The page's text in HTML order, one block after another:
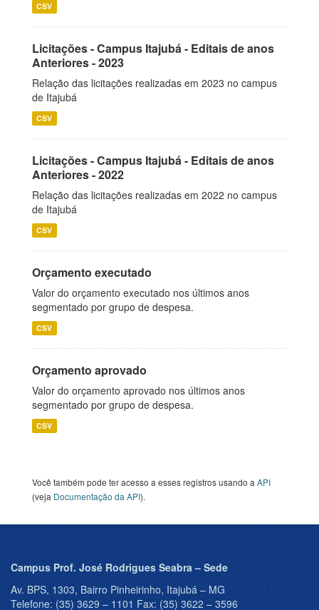
CSV
Licitações - Campus Itajubá - Editais de anos
Anteriores - 2023
Relação das licitações realizadas em 2023 no campus
de Itajubá
CSV
Licitações - Campus Itajubá - Editais de anos
Anteriores - 2022
Relação das licitações realizadas em 2022 no campus
de Itajubá
CSV
Orçamento executado
Valor do orçamento executado nos últimos anos
segmentado por grupo de despesa.
CSV
Orçamento aprovado
Valor do orçamento aprovado nos últimos anos
segmentado por grupo de despesa.
CSV
Você também pode ter acesso a esses registros usando a API
(veja Documentação da API).
Campus Prof. José Rodrigues Seabra – Sede
Av. BPS, 1303, Bairro Pinheirinho, Itajubá – MG
Telefone: (35) 3629 – 1101 Fax: (35) 3622 – 3596